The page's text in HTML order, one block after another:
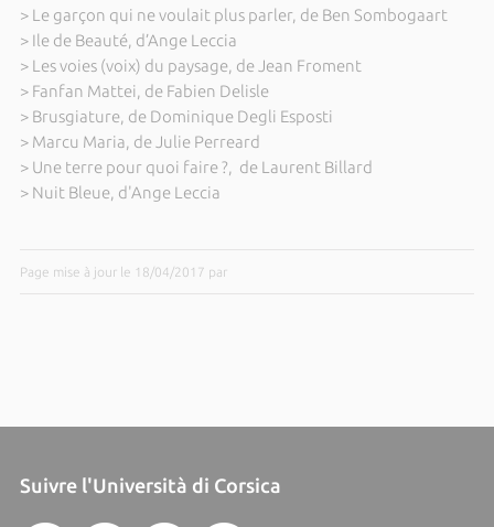
> Le garçon qui ne voulait plus parler, de Ben Sombogaart
> Ile de Beauté, d’Ange Leccia
> Les voies (voix) du paysage, de Jean Froment
> Fanfan Mattei, de Fabien Delisle
> Brusgiature, de Dominique Degli Esposti
> Marcu Maria, de Julie Perreard
> Une terre pour quoi faire ?, de Laurent Billard
> Nuit Bleue, d'Ange Leccia
Page mise à jour le 18/04/2017 par
Suivre l'Università di Corsica